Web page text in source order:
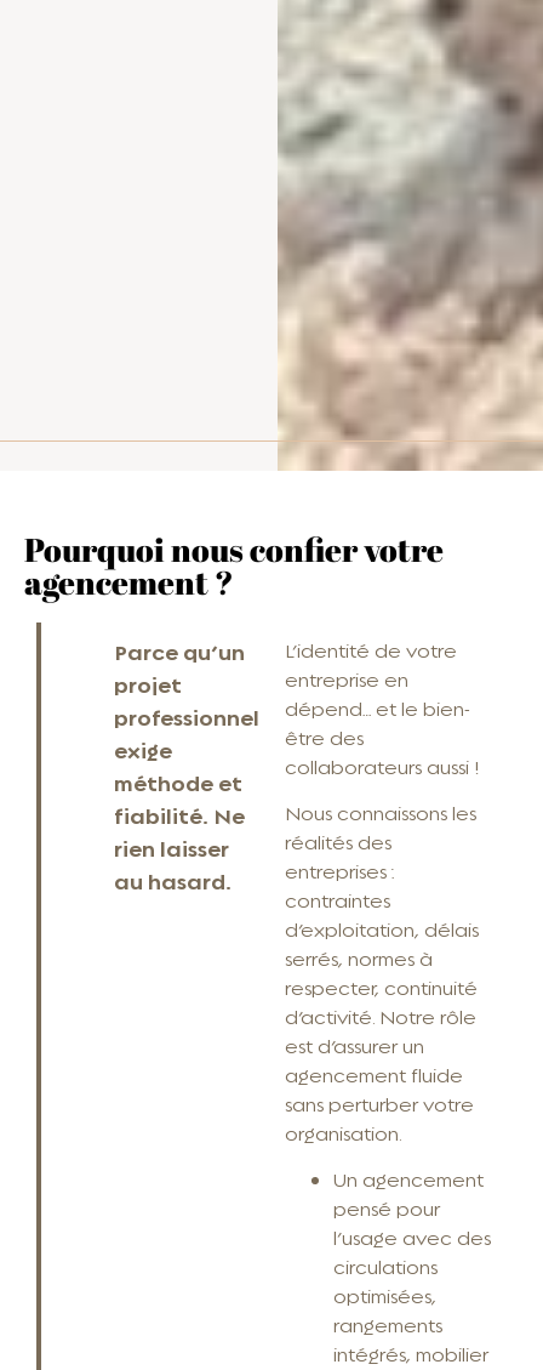
Pourquoi nous confier votre
agencement ?
Parce qu’un
projet
professionnel
exige
méthode et
fiabilité. Ne
rien laisser
au hasard.
L’identité de votre
entreprise en
dépend… et le bien-
être des
collaborateurs aussi !
Nous connaissons les
réalités des
entreprises :
contraintes
d’exploitation, délais
serrés, normes à
respecter, continuité
d’activité. Notre rôle
est d’assurer un
agencement fluide
sans perturber votre
organisation.
Un agencement
pensé pour
l’usage avec des
circulations
optimisées,
rangements
intégrés, mobilier